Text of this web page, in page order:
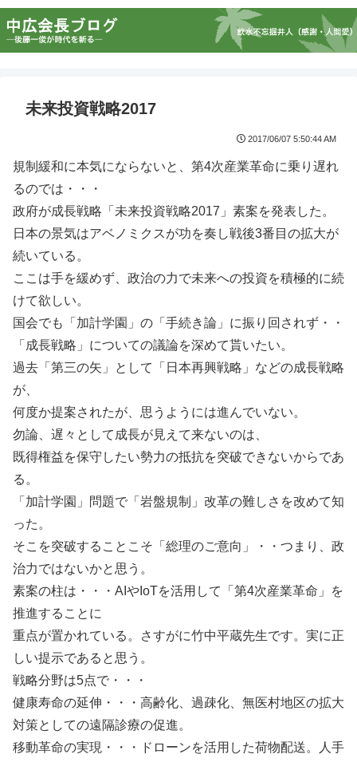
未来投資戦略2017
2017/06/07 5:50:44 AM
規制緩和に本気にならないと、第4次産業革命に乗り遅れ
るのでは・・・
政府が成長戦略「未来投資戦略2017」素案を発表した。
日本の景気はアベノミクスが功を奏し戦後3番目の拡大が
続いている。
ここは手を緩めず、政治の力で未来への投資を積極的に続
けて欲しい。
国会でも「加計学園」の「手続き論」に振り回されず・・
「成長戦略」についての議論を深めて貰いたい。
過去「第三の矢」として「日本再興戦略」などの成長戦略
が、
何度か提案されたが、思うようには進んでいない。
勿論、遅々として成長が見えて来ないのは、
既得権益を保守したい勢力の抵抗を突破できないからであ
る。
「加計学園」問題で「岩盤規制」改革の難しさを改めて知
った。
そこを突破することこそ「総理のご意向」・・つまり、政
治力ではないかと思う。
素案の柱は・・・AIやIoTを活用して「第4次産業革命」を
推進することに
重点が置かれている。さすがに竹中平蔵先生です。実に正
しい提示であると思う。
戦略分野は5点で・・・
健康寿命の延伸・・・高齢化、過疎化、無医村地区の拡大
対策としての遠隔診療の促進。
移動革命の実現・・・ドローンを活用した荷物配送。人手